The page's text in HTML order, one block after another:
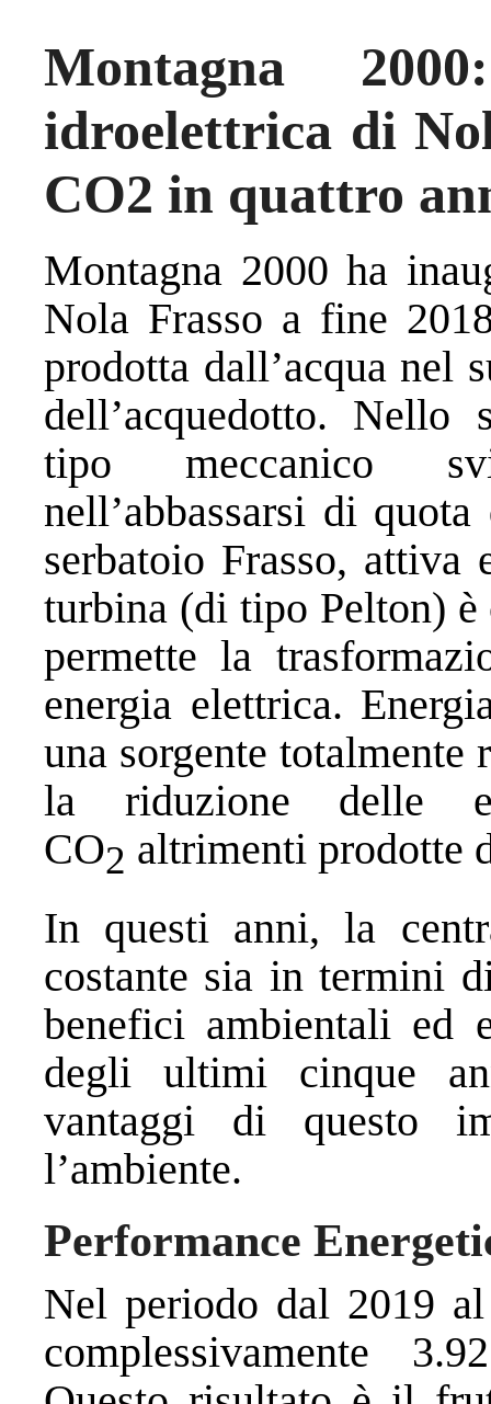
Montagna
idroelettrica di
CO2 in quattro
Montagna 2000 ha
Nola Frasso a fine
prodotta dall’acqua nel
dell’acquedotto.
tipo meccanico
nell’abbassarsi di
serbatoio Frasso,
turbina (di tipo Pelton) è
permette la
energia elettrica.
una sorgente totalmente
la riduzione delle
CO2 altrimenti prodotte
In questi anni, la
costante sia in termini
benefici ambientali ed
degli ultimi cinque
vantaggi di questo
l’ambiente.
Performance
Nel periodo dal 2019
complessivamente